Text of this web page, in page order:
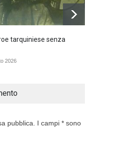
tarquiniese senza
2026
pubblica. I campi * sono